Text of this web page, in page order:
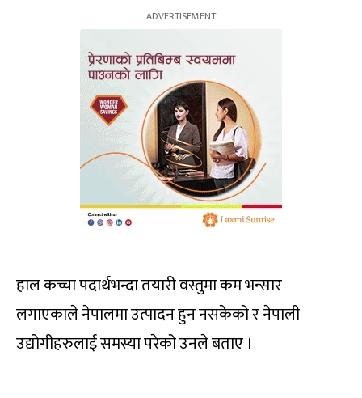
हाल कच्चा पदार्थभन्दा तयारी वस्तुमा कम भन्सार
लगाएकाले नेपालमा उत्पादन हुन नसकेको र नेपाली
उद्योगीहरुलाई समस्या परेको उनले बताए ।